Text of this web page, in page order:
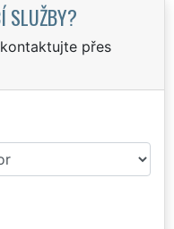
SLUŽBY?
přes